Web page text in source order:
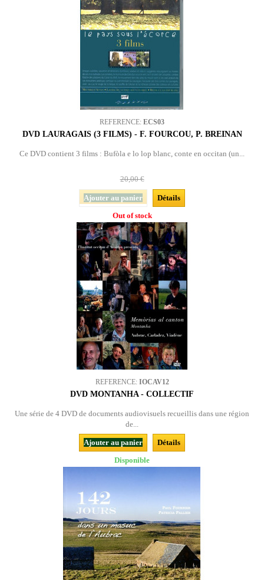
REFERENCE: ECS03
DVD LAURAGAIS (3 FILMS) - F. FOURCOU, P. BREINAN
Ce DVD contient 3 films : Bufòla e lo lop blanc, conte en occitan (un...
20,00 €
Ajouter au panier
Détails
Out of stock
REFERENCE: IOCAV12
DVD MONTANHA - COLLECTIF
Une série de 4 DVD de documents audiovisuels recueillis dans une région
de...
Ajouter au panier
Détails
Disponible